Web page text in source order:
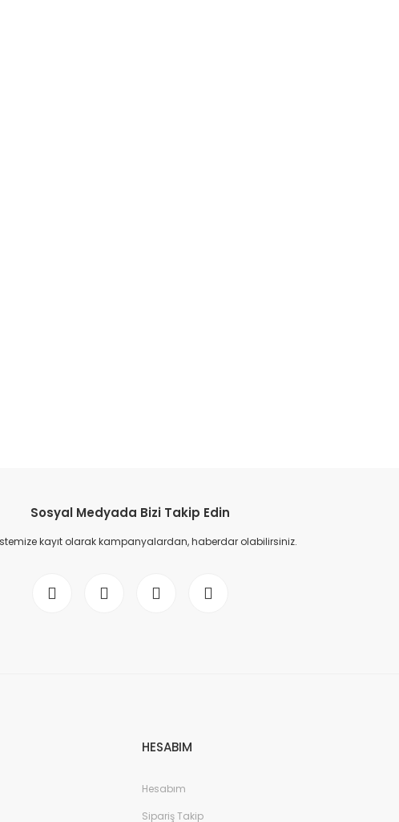
Sosyal Medyada Bizi Takip Edin
kayıt olarak kampanyalardan, haberdar olabilirsiniz.
HESABIM
Hesabım
Sipariş Takip